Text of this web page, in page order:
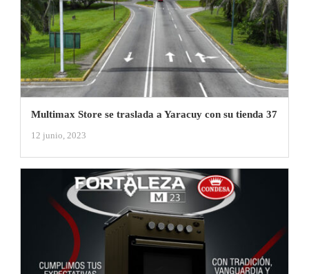
Multimax Store se traslada a Yaracuy con su tienda 37
12 junio, 2023